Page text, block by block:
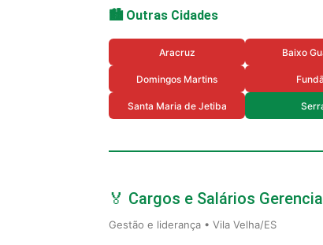
🏙️ Outras Cidades
Aracruz Baixo
Domingos Martins
Santa Maria de Jetiba
🏅 Cargos e Salários
Gestão e liderança • Vila Velha/ES